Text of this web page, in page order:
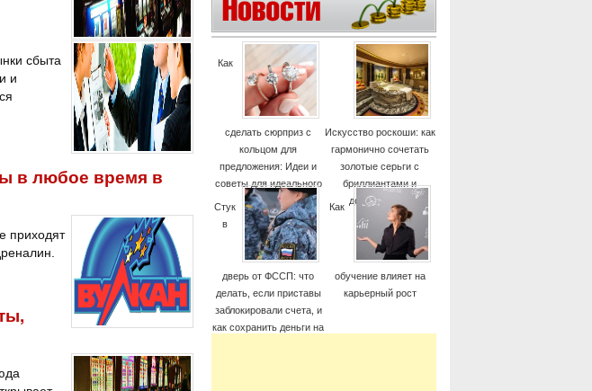
сбыта
и
в любое время в
приходят
Как
сделать сюрприз с
кольцом для
предложения: Идеи и
советы для идеального
момента
Искусство роскоши: как
гармонично сочетать
золотые серьги с
бриллиантами и
дорогие часы
Стук
в
дверь от ФССП: что
делать, если приставы
заблокировали счета, и
как сохранить деньги на
Как
обучение влияет на
карьерный рост